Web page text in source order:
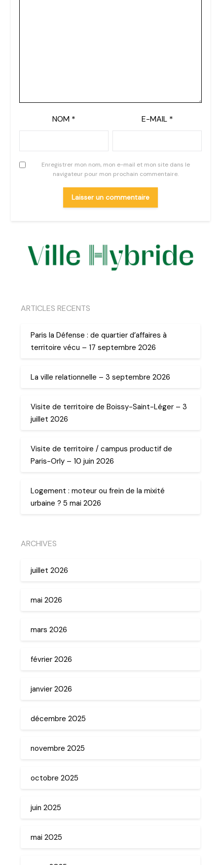
NOM * E-MAIL *
Enregistrer mon nom, mon e-mail et mon site dans le
navigateur pour mon prochain commentaire.
ARTICLES RECENTS
Paris la Défense : de quartier d’affaires à
territoire vécu – 17 septembre 2026
La ville relationnelle – 3 septembre 2026
Visite de territoire de Boissy-Saint-Léger – 3
juillet 2026
Visite de territoire / campus productif de
Paris-Orly – 10 juin 2026
Logement : moteur ou frein de la mixité
urbaine ? 5 mai 2026
ARCHIVES
juillet 2026
mai 2026
mars 2026
février 2026
janvier 2026
décembre 2025
novembre 2025
octobre 2025
juin 2025
mai 2025